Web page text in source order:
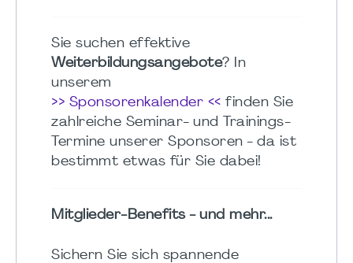
Sie suchen effektive
Weiterbildungsangebote? In
unserem
>> Sponsorenkalender << finden Sie
zahlreiche Seminar- und Trainings-
Termine unserer Sponsoren - da ist
bestimmt etwas für Sie dabei!
Mitglieder-Benefits - und mehr...
Sichern Sie sich spannende